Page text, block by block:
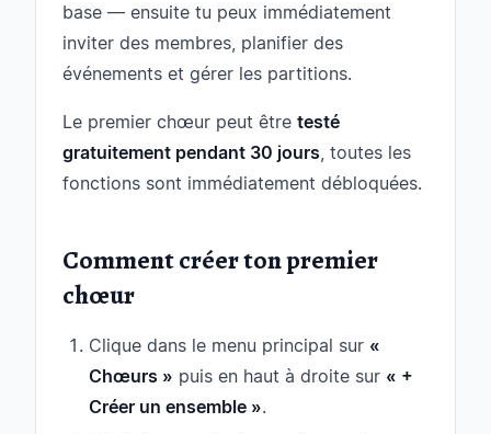
base — ensuite tu peux immédiatement
inviter des membres, planifier des
événements et gérer les partitions.
Le premier chœur peut être testé
gratuitement pendant 30 jours, toutes les
fonctions sont immédiatement débloquées.
Comment créer ton premier
chœur
Clique dans le menu principal sur «
Chœurs » puis en haut à droite sur « +
Créer un ensemble ».